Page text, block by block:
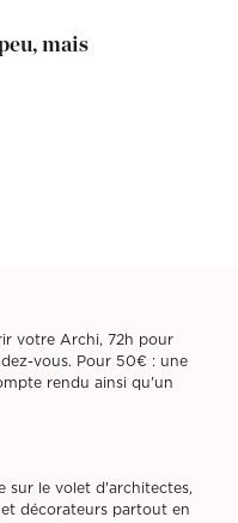
mais
votre Archi, 72h pour
vous. Pour 50€ : une
rendu ainsi qu'un
sur le volet d'architectes,
décorateurs partout en